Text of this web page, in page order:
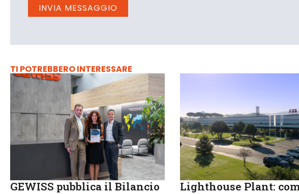
TI POTREBBERO INTERESSARE
GEWISS pubblica il Bilancio
Lighthouse Plant: